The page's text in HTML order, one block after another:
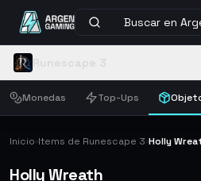
Buscar en
Monedas Top-Ups
Inicio›Items de Runescape 3›Holly
Holly Wreath